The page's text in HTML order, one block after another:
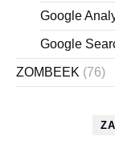
Google
Google
ZOMBEEK (76)